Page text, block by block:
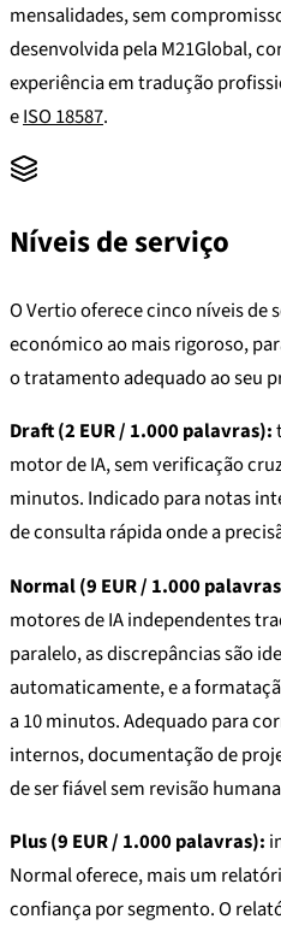
mensalidades, sem
desenvolvida pela M21Global,
experiência em tradução
eISO 18587.
Níveis de serviço
O Vertio oferece cinco níveis de
económico ao mais rigoroso,
o tratamento adequado ao seu
Draft (2 EUR / 1.000 palavras):
motor de IA, sem verificação
minutos. Indicado para notas
de consulta rápida onde a
Normal (9 EUR / 1.000
motores de IA independentes
paralelo, as discrepâncias são
automaticamente, e a
a 10 minutos. Adequado para
internos, documentação de
de ser fiável sem revisão
Plus (9 EUR / 1.000 palavras):
Normal oferece, mais um
confiança por segmento. O